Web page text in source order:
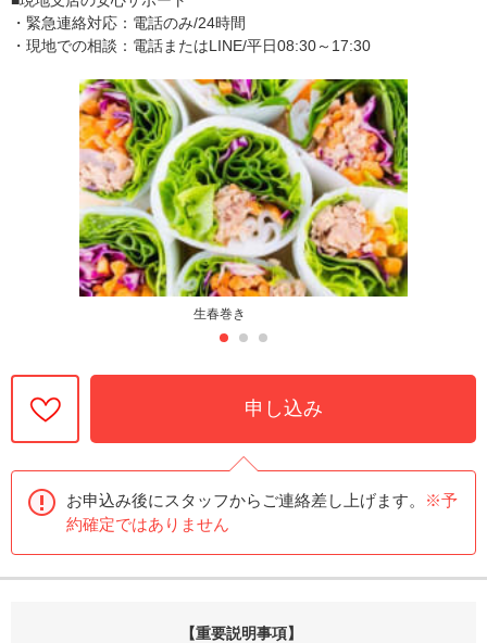
・緊急連絡対応：電話のみ/24時間
・現地での相談：電話またはLINE/平日08:30～17:30
生春巻き
申し込み
お申込み後にスタッフからご連絡差し上げます。
※予
約確定ではありません
【重要説明事項】